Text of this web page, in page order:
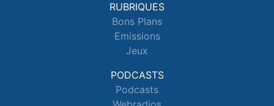
RUBRIQUES
Bons Plans
Emissions
Jeux
PODCASTS
Podcasts